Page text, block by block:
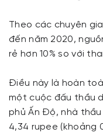
Theo các chuyên
đến năm 2020,
rẻ hơn 10% so với
Điều này là hoàn
một cuộc đấu thầu
phủ Ấn Độ, nhà
4,34 rupee (khoảng